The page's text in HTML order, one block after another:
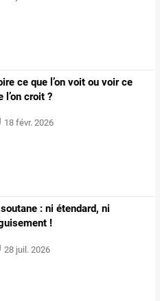
ce que l’on voit ou voir ce
l’on croit ?
18 févr. 2026
: ni étendard, ni
!
28 juil. 2026